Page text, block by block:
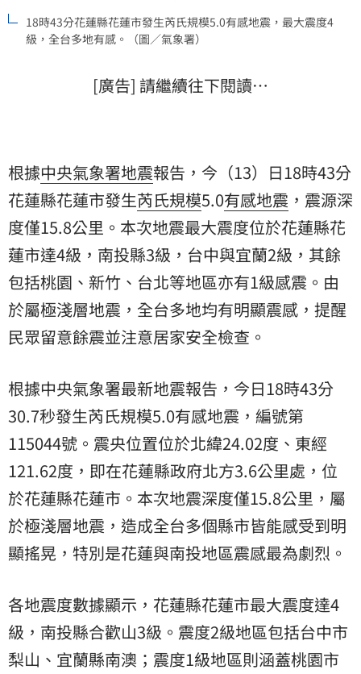
18時43分花蓮縣花蓮市發生芮氏規模5.0有感地震，最大震度4
級，全台多地有感。（圖／氣象署）
[廣告] 請繼續往下閱讀…
根據中央氣象署地震報告，今（13）日18時43分
花蓮縣花蓮市發生芮氏規模5.0有感地震 ，震源深
度僅15.8公里。本次地震最大震度位於花蓮縣花
蓮市達4級，南投縣3級，台中與宜蘭2級，其餘
包括桃園、新竹、台北等地區亦有1級感震。由
於屬極淺層地震，全台多地均有明顯震感，提醒
民眾留意餘震並注意居家安全檢查。
根據中央氣象署最新地震報告，今日18時43分
30.7秒發生芮氏規模5.0有感地震，編號第
115044號。震央位置位於北緯24.02度、東經
121.62度，即在花蓮縣政府北方3.6公里處，位
於花蓮縣花蓮市。本次地震深度僅15.8公里，屬
於極淺層地震，造成全台多個縣市皆能感受到明
顯搖晃，特別是花蓮與南投地區震感最為劇烈。
各地震度數據顯示，花蓮縣花蓮市最大震度達4
級，南投縣合歡山3級。震度2級地區包括台中市
梨山、宜蘭縣南澳；震度1級地區則涵蓋桃園市